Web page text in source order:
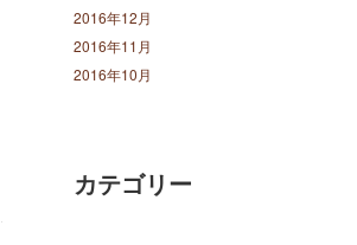
2016年12月
2016年11月
2016年10月
カテゴリー